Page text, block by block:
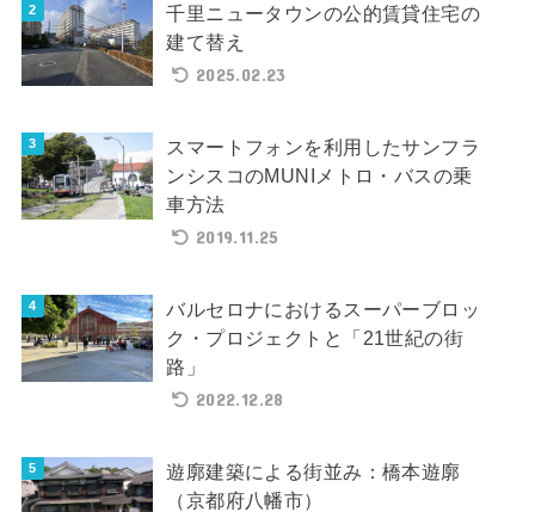
千里ニュータウンの公的賃貸住宅の
建て替え
2025.02.23
スマートフォンを利用したサンフラ
ンシスコのMUNIメトロ・バスの乗
車方法
2019.11.25
バルセロナにおけるスーパーブロッ
ク・プロジェクトと「21世紀の街
路」
2022.12.28
遊廓建築による街並み：橋本遊廓
（京都府八幡市）